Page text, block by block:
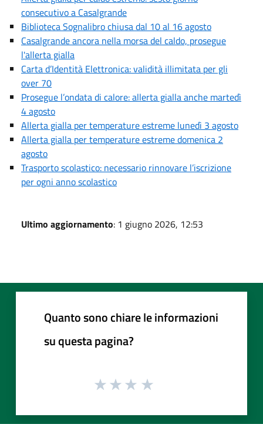
consecutivo a Casalgrande
Biblioteca Sognalibro chiusa dal 10 al 16 agosto
Casalgrande ancora nella morsa del caldo, prosegue
l'allerta gialla
Carta d’Identità Elettronica: validità illimitata per gli
over 70
Prosegue l’ondata di calore: allerta gialla anche martedì
4 agosto
Allerta gialla per temperature estreme lunedì 3 agosto
Allerta gialla per temperature estreme domenica 2
agosto
Trasporto scolastico: necessario rinnovare l’iscrizione
per ogni anno scolastico
Ultimo aggiornamento: 1 giugno 2026, 12:53
Quanto sono chiare le informazioni
su questa pagina?